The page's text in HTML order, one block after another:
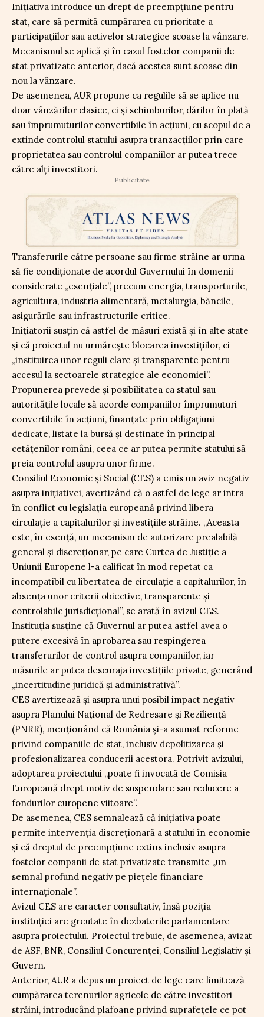
Inițiativa introduce un drept de preempțiune pentru
stat, care să permită cumpărarea cu prioritate a
participațiilor sau activelor strategice scoase la vânzare.
Mecanismul se aplică și în cazul fostelor companii de
stat privatizate anterior, dacă acestea sunt scoase din
nou la vânzare.
De asemenea, AUR propune ca regulile să se aplice nu
doar vânzărilor clasice, ci și schimburilor, dărilor în plată
sau împrumuturilor convertibile în acțiuni, cu scopul de a
extinde controlul statului asupra tranzacțiilor prin care
proprietatea sau controlul companiilor ar putea trece
către alți investitori.
Publicitate
Transferurile către persoane sau firme străine ar urma
să fie condiționate de acordul Guvernului în domenii
considerate „esențiale”, precum energia, transporturile,
agricultura, industria alimentară, metalurgia, băncile,
asigurările sau infrastructurile critice.
Inițiatorii susțin că astfel de măsuri există și în alte state
și că proiectul nu urmărește blocarea investițiilor, ci
„instituirea unor reguli clare și transparente pentru
accesul la sectoarele strategice ale economiei”.
Propunerea prevede și posibilitatea ca statul sau
autoritățile locale să acorde companiilor împrumuturi
convertibile în acțiuni, finanțate prin obligațiuni
dedicate, listate la bursă și destinate în principal
cetățenilor români, ceea ce ar putea permite statului să
preia controlul asupra unor firme.
Consiliul Economic și Social (CES) a emis un aviz negativ
asupra inițiativei, avertizând că o astfel de lege ar intra
în conflict cu legislația europeană privind libera
circulație a capitalurilor și investițiile străine. „Aceasta
este, în esență, un mecanism de autorizare prealabilă
general și discreționar, pe care Curtea de Justiție a
Uniunii Europene l-a calificat în mod repetat ca
incompatibil cu libertatea de circulație a capitalurilor, în
absența unor criterii obiective, transparente și
controlabile jurisdicțional”, se arată în avizul CES.
Instituția susține că Guvernul ar putea astfel avea o
putere excesivă în aprobarea sau respingerea
transferurilor de control asupra companiilor, iar
măsurile ar putea descuraja investițiile private, generând
„incertitudine juridică și administrativă”.
CES avertizează și asupra unui posibil impact negativ
asupra Planului Național de Redresare și Reziliență
(PNRR), menționând că România și-a asumat reforme
privind companiile de stat, inclusiv depolitizarea și
profesionalizarea conducerii acestora. Potrivit avizului,
adoptarea proiectului „poate fi invocată de Comisia
Europeană drept motiv de suspendare sau reducere a
fondurilor europene viitoare”.
De asemenea, CES semnalează că inițiativa poate
permite intervenția discreționară a statului în economie
și că dreptul de preempțiune extins inclusiv asupra
fostelor companii de stat privatizate transmite „un
semnal profund negativ pe piețele financiare
internaționale”.
Avizul CES are caracter consultativ, însă poziția
instituției are greutate în dezbaterile parlamentare
asupra proiectului. Proiectul trebuie, de asemenea, avizat
de ASF, BNR, Consiliul Concurenței, Consiliul Legislativ și
Guvern.
Anterior, AUR a depus un proiect de lege care limitează
cumpărarea terenurilor agricole de către investitori
străini, introducând plafoane privind suprafețele ce pot